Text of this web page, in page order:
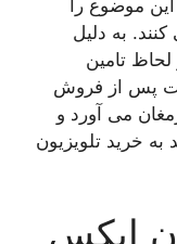
موضوع را
به دلیل
لحاظ تامین
پس از فروش
می آورد و
خرید تلویزیون
ایکس